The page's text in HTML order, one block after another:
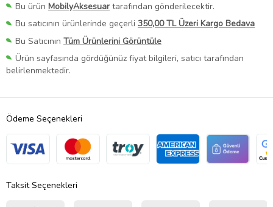
Bu ürün MobilyAksesuar tarafından gönderilecektir.
Bu satıcının ürünlerinde geçerli 350,00 TL Üzeri Kargo Bedava
Bu Satıcının Tüm Ürünlerini Görüntüle
Ürün sayfasında gördüğünüz fiyat bilgileri, satıcı tarafından
belirlenmektedir.
Ödeme Seçenekleri
Taksit Seçenekleri